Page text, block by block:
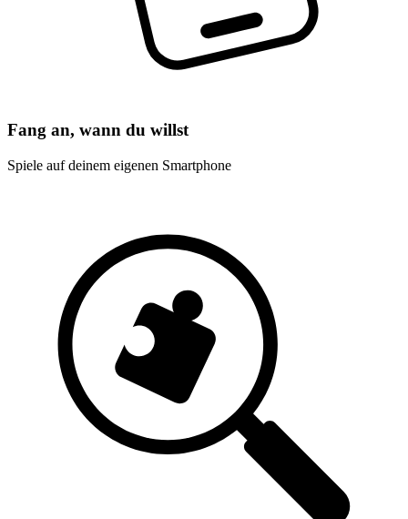
Fang an, wann du willst
Spiele auf deinem eigenen Smartphone